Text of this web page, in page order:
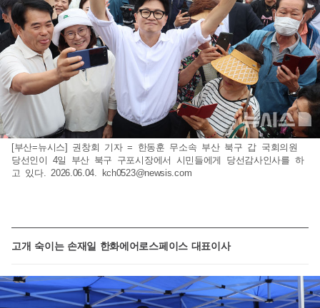
[부산=뉴시스] 권창회 기자 = 한동훈 무소속 부산 북구 갑 국회의원
당선인이 4일 부산 북구 구포시장에서 시민들에게 당선감사인사를 하
고 있다. 2026.06.04. kch0523@newsis.com
고개 숙이는 손재일 한화에어로스페이스 대표이사